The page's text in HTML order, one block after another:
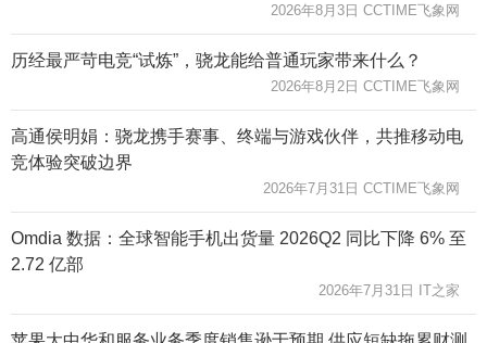
2026年8月3日 CCTIME飞象网
历经最严苛电竞“试炼”，骁龙能给普通玩家带来什么？
2026年8月2日 CCTIME飞象网
高通侯明娟：骁龙携手赛事、终端与游戏伙伴，共推移动电
竞体验突破边界
2026年7月31日 CCTIME飞象网
Omdia 数据：全球智能手机出货量 2026Q2 同比下降 6% 至
2.72 亿部
2026年7月31日 IT之家